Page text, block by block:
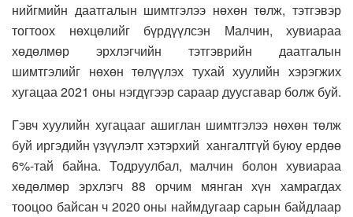
нийгмийн даатгалын шимтгэлээ нөхөн төлж, тэтгэвэр
тогтоох нөхцөлийг бүрдүүлсэн Малчин, хувиараа
хөдөлмөр эрхлэгчийн тэтгэврийн даатгалын
шимтгэлийг нөхөн төлүүлэх тухай хуулийн хэрэгжих
хугацаа 2021 оны нэгдүгээр сараар дуусгавар болж буй.
Гэвч хуулийн хугацааг ашиглан шимтгэлээ нөхөн төлж
буй иргэдийн үзүүлэлт хэтэрхий хангалтгүй буюу ердөө
6%-тай байна. Тодруулбал, малчин болон хувиараа
хөдөлмөр эрхлэгч 88 орчим мянган хүн хамрагдах
тооцоо байсан ч 2020 оны наймдугаар сарын байдлаар